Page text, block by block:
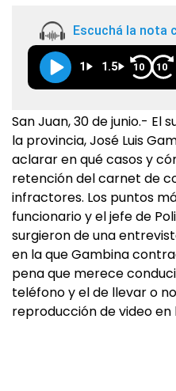
Escuchá la nota
1 1.5 10 10
San Juan, 30 de junio.- El
la provincia, José Luis
aclarar en qué casos y
retención del carnet de
infractores. Los puntos
funcionario y el jefe de
surgieron de una
en la que Gambina
pena que merece
teléfono y el de llevar o
reproducción de video en